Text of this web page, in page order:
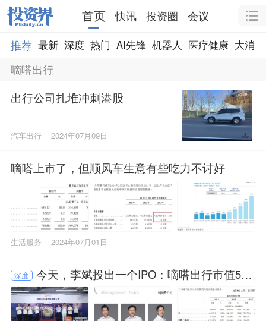
首页 快讯 投资圈
会议
推荐 最新 深度 热门 AI先锋 机器人 医疗健康 大消费
嘀嗒出行
出行公司扎堆冲刺港股
汽车出行 2024年07月09日
嘀嗒上市了，但顺风车生意有些吃力不讨好
生活服务 2024年07月01日
深度
今天，李斌投出一个IPO：嘀嗒出行市值50
亿